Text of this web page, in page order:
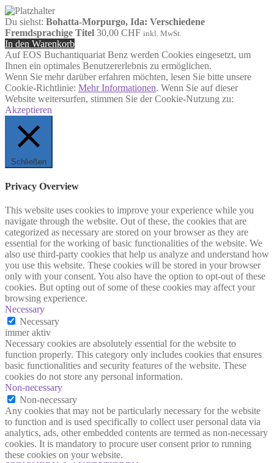
Du siehst: Bohatta-Morpurgo, Ida: Verschiedene
Fremdsprachige Titel 30,00 CHF inkl. MwSt.
In den Warenkorb
Auf EOS Buchantiquariat Benz werden Cookies eingesetzt, um
Ihnen ein optimales Benutzererlebnis zu ermöglichen.
Wenn Sie mehr darüber erfahren möchten, lesen Sie bitte unsere
Cookie-Richtlinie: Mehr Informationen. Wenn Sie auf dieser
Website weitersurfen, stimmen Sie der Cookie-Nutzung zu:
Akzeptieren
Schließen
Privacy Overview
This website uses cookies to improve your experience while you
navigate through the website. Out of these, the cookies that are
categorized as necessary are stored on your browser as they are
essential for the working of basic functionalities of the website. We
also use third-party cookies that help us analyze and understand how
you use this website. These cookies will be stored in your browser
only with your consent. You also have the option to opt-out of these
cookies. But opting out of some of these cookies may affect your
browsing experience.
Necessary
Necessary
immer aktiv
Necessary cookies are absolutely essential for the website to
function properly. This category only includes cookies that ensures
basic functionalities and security features of the website. These
cookies do not store any personal information.
Non-necessary
Non-necessary
Any cookies that may not be particularly necessary for the website
to function and is used specifically to collect user personal data via
analytics, ads, other embedded contents are termed as non-necessary
cookies. It is mandatory to procure user consent prior to running
these cookies on your website.